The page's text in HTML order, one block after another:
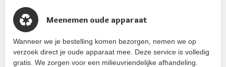
Meenemen oude apparaat
Wanneer we je bestelling komen bezorgen, nemen we op
verzoek direct je oude apparaat mee. Deze service is volledig
gratis. We zorgen voor een milieuvriendelijke afhandeling.